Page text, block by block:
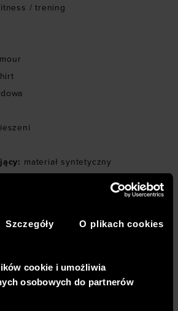
Szczegóły O plikach cookies
cookie i umożliwia
osobowych do partnerów
/ trening
: materiał syntetyczny
:
:
4Way Stretch